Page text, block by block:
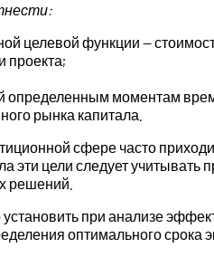
целевой функции —
проекта;
определенным моментам
рынка капитала.
сфере часто
эти цели следует
решений.
при анализе
оптимального срока